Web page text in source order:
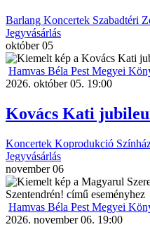
Barlang Koncertek Szabadtéri
Jegyvásárlás
október 05
Hamvas Béla Pest Megyei
2026. október 05. 19:00
Kovács Kati
Koncertek Koprodukció
Jegyvásárlás
november 06
Hamvas Béla Pest Megyei
2026. november 06. 19:00